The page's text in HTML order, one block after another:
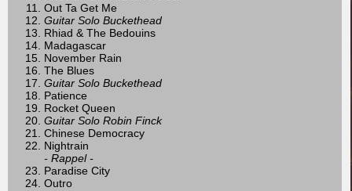
Out Ta Get Me
Guitar Solo Buckethead
Rhiad & The Bedouins
Madagascar
November Rain
The Blues
Guitar Solo Buckethead
Patience
Rocket Queen
Guitar Solo Robin Finck
Chinese Democracy
Nightrain
- Rappel -
Paradise City
Outro